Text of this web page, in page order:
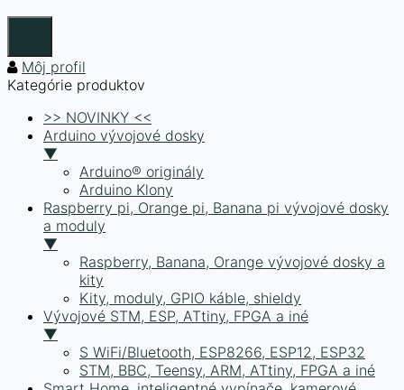
Môj profil
Kategórie produktov
>> NOVINKY <<
Arduino vývojové dosky
▼
Arduino® originály
Arduino Klony
Raspberry pi, Orange pi, Banana pi vývojové dosky
a moduly
▼
Raspberry, Banana, Orange vývojové dosky a
kity
Kity, moduly, GPIO káble, shieldy
Vývojové STM, ESP, ATtiny, FPGA a iné
▼
S WiFi/Bluetooth, ESP8266, ESP12, ESP32
STM, BBC, Teensy, ARM, ATtiny, FPGA a iné